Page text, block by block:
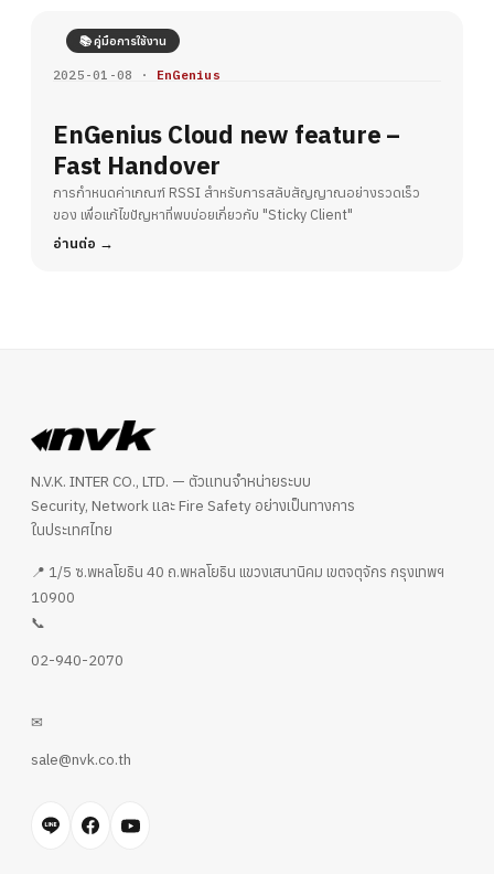
📚 คู่มือการใช้งาน
2025-01-08 · EnGenius
EnGenius Cloud new feature –
Fast Handover
การกำหนดค่าเกณฑ์ RSSI สำหรับการสลับสัญญาณอย่างรวดเร็ว
ของ เพื่อแก้ไขปัญหาที่พบบ่อยเกี่ยวกับ "Sticky Client"
อ่านต่อ
N.V.K. INTER CO., LTD. — ตัวแทนจำหน่ายระบบ
Security, Network และ Fire Safety อย่างเป็นทางการ
ในประเทศไทย
📍 1/5 ซ.พหลโยธิน 40 ถ.พหลโยธิน แขวงเสนานิคม เขตจตุจักร กรุงเทพฯ
10900
📞
02-940-2070
✉
sale@nvk.co.th